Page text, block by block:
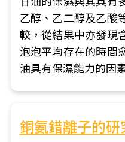
乙醇、乙二醇及乙酸
較，從結果中亦發現
泡泡平均存在的時間
油具有保濕能力的因
銅氨錯離子的研